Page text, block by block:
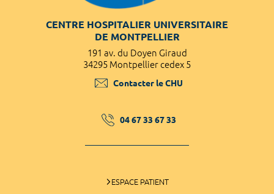
CENTRE HOSPITALIER UNIVERSITAIRE
DE MONTPELLIER
191 av. du Doyen Giraud
34295 Montpellier cedex 5
Contacter le CHU
04 67 33 67 33
ESPACE PATIENT